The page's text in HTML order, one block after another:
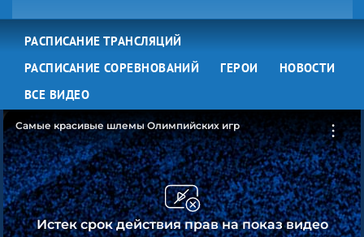
РАСПИСАНИЕ ТРАНСЛЯЦИЙ
РАСПИСАНИЕ СОРЕВНОВАНИЙ
ГЕРОИ
НОВОСТИ
ВСЕ ВИДЕО
Истек срок действия прав на показ видео
Самые красивые шлемы Олимпийских игр